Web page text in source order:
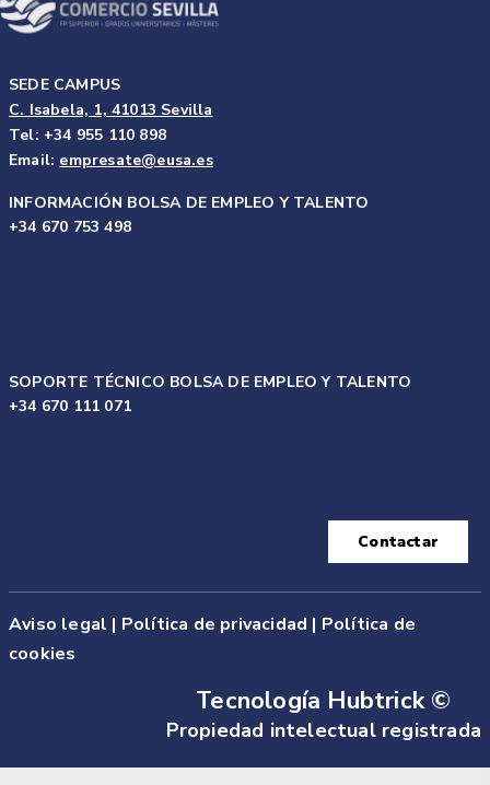
SEDE CAMPUS
C. Isabela, 1, 41013 Sevilla
Tel: +34 955 110 898
Email: empresate@eusa.es
INFORMACIÓN BOLSA DE EMPLEO Y TALENTO
+34 670 753 498
SOPORTE TÉCNICO BOLSA DE EMPLEO Y TALENTO
+34 670 111 071
Contactar
Aviso legal | Política de privacidad | Política de
cookies
Tecnología Hubtrick ©
Propiedad intelectual registrada